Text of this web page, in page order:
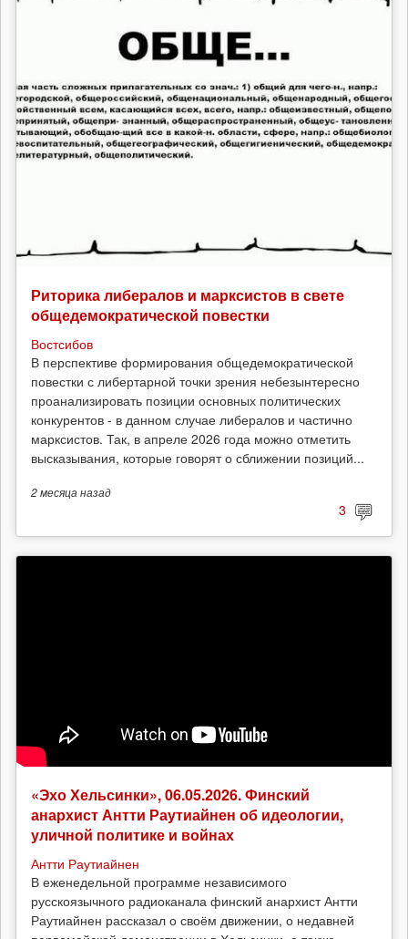
Риторика либералов и марксистов в свете
общедемократической повестки
Востсибов
В перспективе формирования общедемократической
повестки с либертарной точки зрения небезынтересно
проанализировать позиции основных политических
конкурентов - в данном случае либералов и частично
марксистов. Так, в апреле 2026 года можно отметить
высказывания, которые говорят о сближении позиций...
2 месяцаназад
3
«Эхо Хельсинки», 06.05.2026. Финский
анархист Антти Раутиайнен об идеологии,
уличной политике и войнах
Антти Раутиайнен
В еженедельной программе независимого
русскоязычного радиоканала финский анархист Антти
Раутиайнен рассказал о своём движении, о недавней